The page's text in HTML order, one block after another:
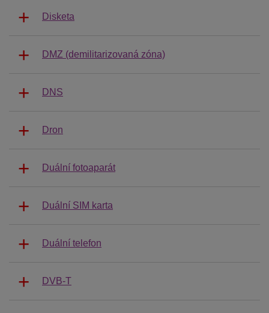
Disketa
DMZ (demilitarizovaná zóna)
DNS
Dron
Duální fotoaparát
Duální SIM karta
Duální telefon
DVB-T